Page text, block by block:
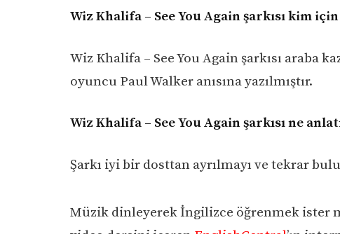
Wiz Khalifa – See You Again şarkısı kim için
Wiz Khalifa – See You Again şarkısı araba
oyuncu Paul Walker anısına yazılmıştır.
Wiz Khalifa – See You Again şarkısı ne
Şarkı iyi bir dosttan ayrılmayı ve tekrar
Müzik dinleyerek İngilizce öğrenmek ister